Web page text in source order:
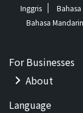
Inggris
Bahasa
For Businesses
About
Language